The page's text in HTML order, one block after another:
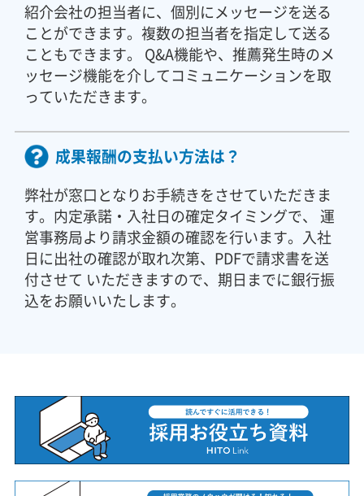
紹介会社の担当者に、個別にメッセージを送る
ことができます。複数の担当者を指定して送る
こともできます。 Q&A機能や、推薦発生時のメ
ッセージ機能を介してコミュニケーションを取
っていただきます。
成果報酬の支払い方法は？
弊社が窓口となりお手続きをさせていただきま
す。内定承諾・入社日の確定タイミングで、 運
営事務局より請求金額の確認を行います。入社
日に出社の確認が取れ次第、PDFで請求書を送
付させて いただきますので、期日までに銀行振
込をお願いいたします。